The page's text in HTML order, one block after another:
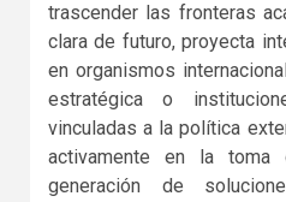
trascender las fronteras
clara de futuro, proyecta
en organismos
estratégica o
vinculadas a la política
activamente en la
generación de